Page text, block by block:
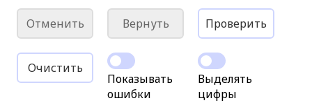
Отменить Вернуть Проверить
Очистить
Показывать
ошибки
Выделять
цифры